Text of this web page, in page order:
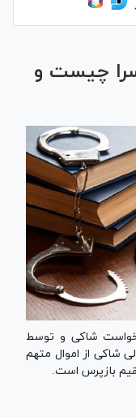
چیست و
شاکی و توسط
شاکی از اموال متهم
بازپرس است.